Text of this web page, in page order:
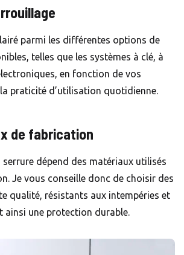
parmi les différentes options de
telles que les systèmes à clé, à
en fonction de vos
praticité d’utilisation quotidienne.
de fabrication
dépend des matériaux utilisés
Je vous conseille donc de choisir des
qualité, résistants aux intempéries et
ainsi une protection durable.